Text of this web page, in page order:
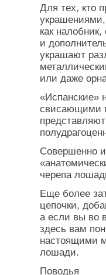
Для тех, кто
украшениями,
как
и
украшают
или даже
«Испанские»
свисающими
Совершенно
черепа
Еще более
цепочки,
а если вы во
здесь вам
настоящими
лошади.
Поводья